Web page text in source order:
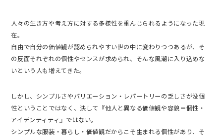
人々の生き方や考え方に対する多様性を重んじられるようになった現
在。
自由で自分の価値観が認められやすい世の中に変わりつつあるが、そ
の反面それぞれの個性やセンスが求められ、そんな風潮に入り込めな
いという人も増えてきた。
しかし、シンプルさやバリエーション・レパートリーの乏しさが没個
性ということではなく、決して『他人と異なる価値観や容貌＝個性・
アイデンティティ』ではない。
シンプルな服装・暮らし・価値観だからこそ生まれる個性があり、そ